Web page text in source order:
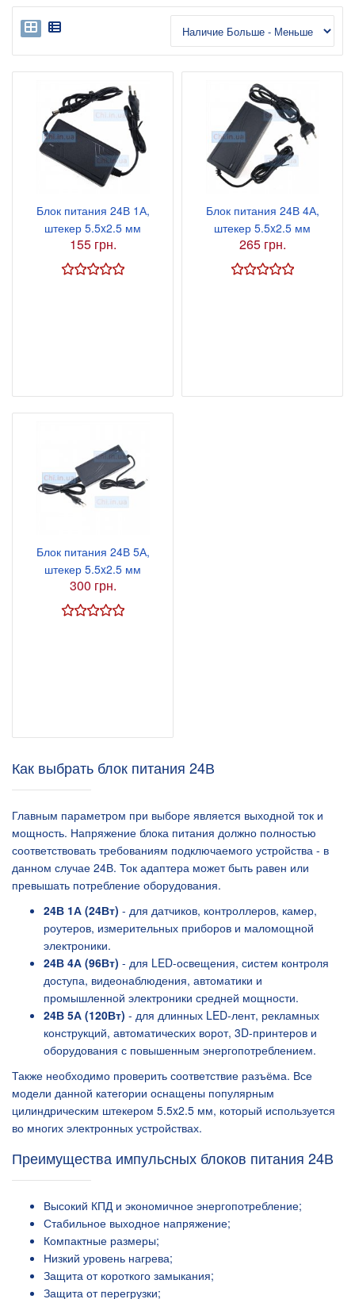
Блок питания 24В 1А,
штекер 5.5x2.5 мм
155 грн.
Блок питания 24В 4А,
штекер 5.5x2.5 мм
265 грн.
Блок питания 24В 5А,
штекер 5.5x2.5 мм
300 грн.
Как выбрать блок питания 24В
Главным параметром при выборе является выходной ток и
мощность. Напряжение блока питания должно полностью
соответствовать требованиям подключаемого устройства - в
данном случае 24В. Ток адаптера может быть равен или
превышать потребление оборудования.
24В 1А (24Вт) - для датчиков, контроллеров, камер,
роутеров, измерительных приборов и маломощной
электроники.
24В 4А (96Вт) - для LED-освещения, систем контроля
доступа, видеонаблюдения, автоматики и
промышленной электроники средней мощности.
24В 5А (120Вт) - для длинных LED-лент, рекламных
конструкций, автоматических ворот, 3D-принтеров и
оборудования с повышенным энергопотреблением.
Также необходимо проверить соответствие разъёма. Все
модели данной категории оснащены популярным
цилиндрическим штекером 5.5x2.5 мм, который используется
во многих электронных устройствах.
Преимущества импульсных блоков питания 24В
Высокий КПД и экономичное энергопотребление;
Стабильное выходное напряжение;
Компактные размеры;
Низкий уровень нагрева;
Защита от короткого замыкания;
Защита от перегрузки;